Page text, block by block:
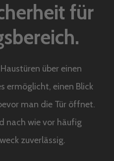
für
über einen
ermöglicht, einen Blick
man die Tür öffnet.
nach wie vor häufig
zuverlässig.